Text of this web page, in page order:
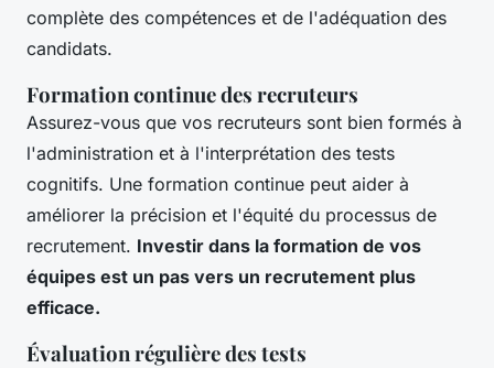
complète des compétences et de l'adéquation des
candidats.
Formation continue des recruteurs
Assurez-vous que vos recruteurs sont bien formés à
l'administration et à l'interprétation des tests
cognitifs. Une formation continue peut aider à
améliorer la précision et l'équité du processus de
recrutement. Investir dans la formation de vos
équipes est un pas vers un recrutement plus
efficace.
Évaluation régulière des tests